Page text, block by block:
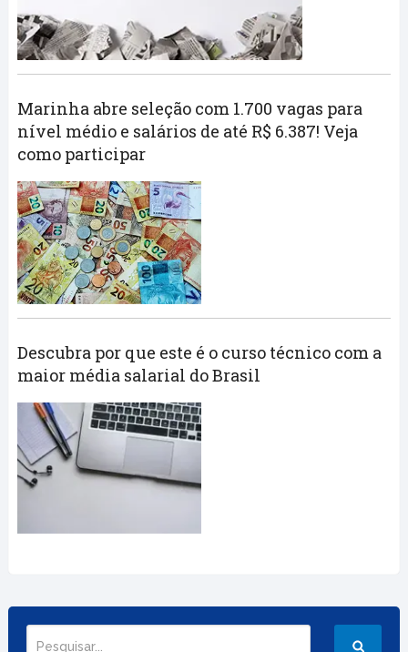
Marinha abre seleção com 1.700 vagas para
nível médio e salários de até R$ 6.387! Veja
como participar
Descubra por que este é o curso técnico com a
maior média salarial do Brasil